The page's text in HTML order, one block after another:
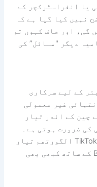
یا انفراسٹرکچر کے
نہیں کیا گیا ہے کہ
گی، اور صاف کہوں تو
دیگر "مسائل” کی
کے لیے سرکاری
غیر معمولی
چین کے اندر تیار
کی ضرورت ہوتی ہے۔
یہ ایک وجہ ہے کہ امریکی حکومت TikTok الگورتھم تیار
کرنے والی چینی کمپنی ByteDance کے ساتھ کبھی بھی